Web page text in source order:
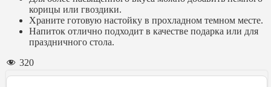
корицы или гвоздики.
Храните готовую настойку в прохладном темном месте.
Напиток отлично подходит в качестве подарка или для
праздничного стола.
320